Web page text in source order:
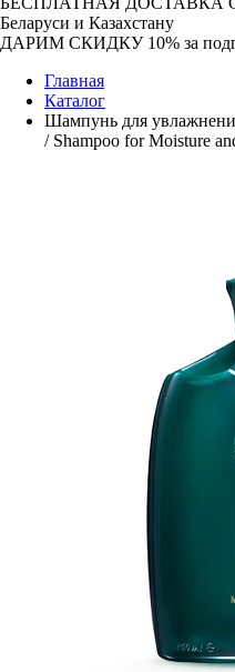
Беларуси и Казахстану
ДАРИМ СКИДКУ 10% за
Главная
Каталог
Шампунь для
/ Shampoo for Moisture